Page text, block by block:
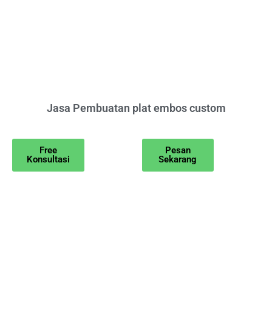
Jasa Pembuatan plat embos custom
Free
Konsultasi
Pesan
Sekarang